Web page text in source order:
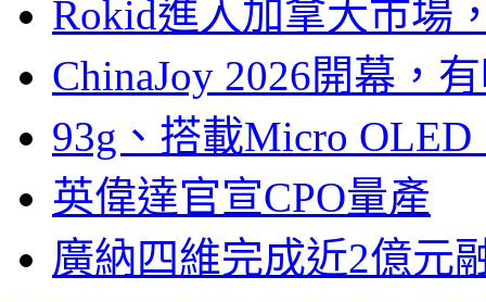
Rokid進入加拿大市場
ChinaJoy 2026開幕，
93g、搭載Micro
英偉達官宣CPO量產
廣納四維完成近2億元